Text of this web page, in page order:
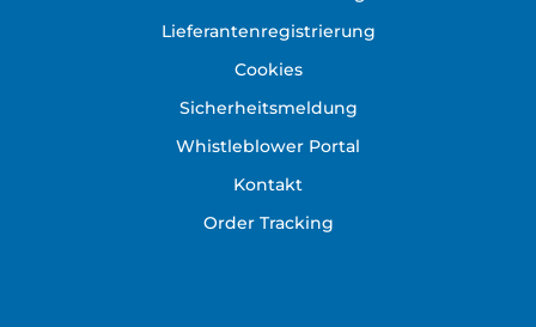
Lieferantenregistrierung
Cookies
Sicherheitsmeldung
Whistleblower Portal
Kontakt
Order Tracking